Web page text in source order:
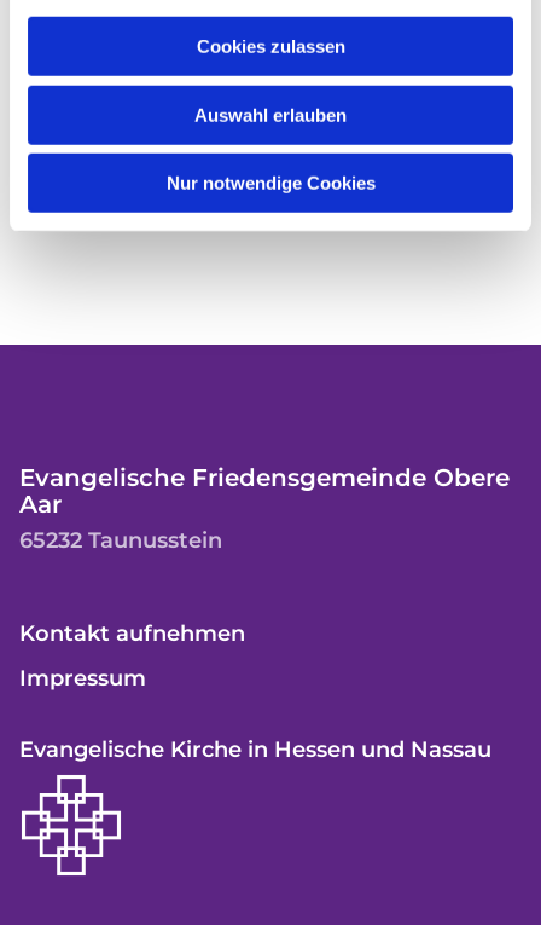
Cookies zulassen
Auswahl erlauben
Nur notwendige Cookies
Evangelische Friedensgemeinde Obere
Aar
65232 Taunusstein
Kontakt aufnehmen
Impressum
Evangelische Kirche in Hessen und Nassau